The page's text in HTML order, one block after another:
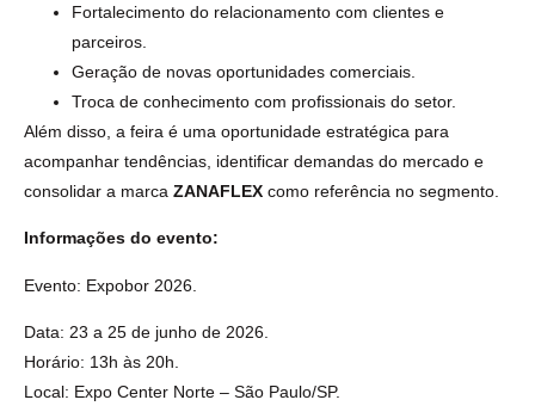
Fortalecimento do relacionamento com clientes e
parceiros.
Geração de novas oportunidades comerciais.
Troca de conhecimento com profissionais do setor.
Além disso, a feira é uma oportunidade estratégica para
acompanhar tendências, identificar demandas do mercado e
consolidar a marca ZANAFLEX como referência no segmento.
Informações do evento:
Evento: Expobor 2026.
Data: 23 a 25 de junho de 2026.
Horário: 13h às 20h.
Local: Expo Center Norte – São Paulo/SP.